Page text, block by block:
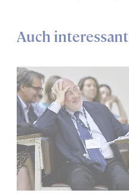
Auch interessant